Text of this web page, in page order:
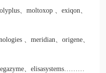
、moltoxop 、exiqon
、meridian 、origene
、elisasystems………